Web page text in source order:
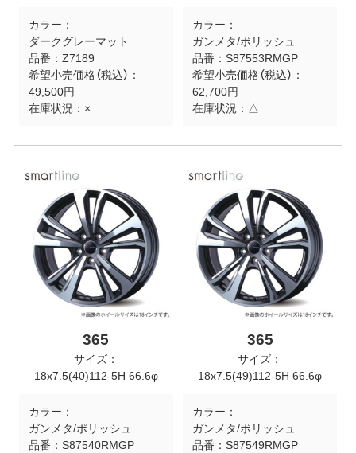
カラー：
ダークグレーマット
品番： Z7189
希望小売価格（税込）：
49,500円
在庫状況： ×
カラー：
ガンメタ/ポリッシュ
品番： S87553RMGP
希望小売価格（税込）：
62,700円
在庫状況： △
365
サイズ：
18x7.5(40)112-5H 66.6φ
カラー：
ガンメタ/ポリッシュ
品番： S87540RMGP
365
サイズ：
18x7.5(49)112-5H 66.6φ
カラー：
ガンメタ/ポリッシュ
品番： S87549RMGP